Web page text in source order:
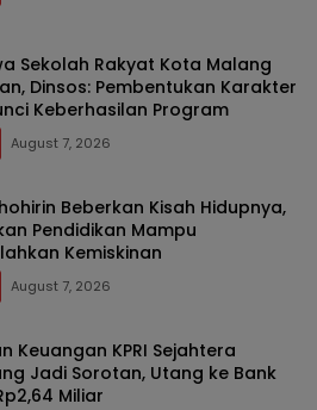
Sekolah Rakyat Kota Malang
Dinsos: Pembentukan Karakter
Keberhasilan Program
August 7, 2026
Beberkan Kisah Hidupnya,
Pendidikan Mampu
Kemiskinan
August 7, 2026
Keuangan KPRI Sejahtera
Jadi Sorotan, Utang ke Bank
Miliar